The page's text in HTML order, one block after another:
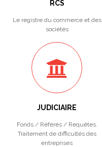
RCS
Le registre du commerce et des
sociétés
JUDICIAIRE
Fonds / Référés / Requêtes.
Traitement de difficultés des
entreprises